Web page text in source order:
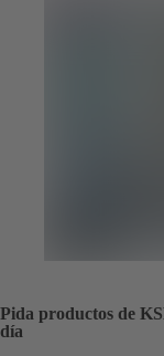
Pida productos de
día